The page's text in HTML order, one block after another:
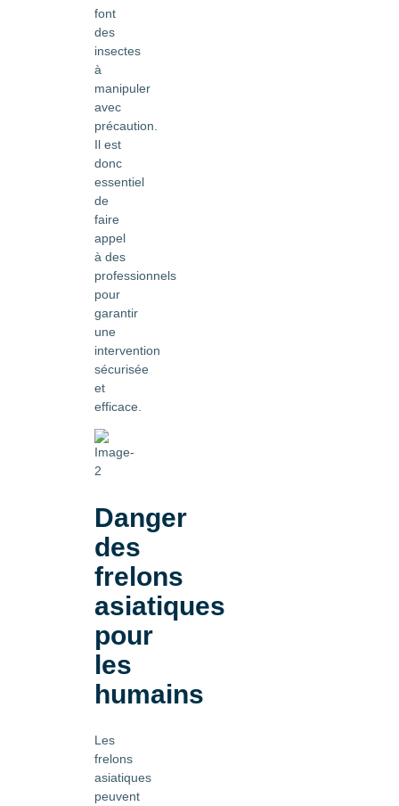
font
des
insectes
à
manipuler
avec
précaution.
Il est
donc
essentiel
de
faire
appel
à des
professionnels
pour
garantir
une
intervention
sécurisée
et
efficace.
Danger
des
frelons
asiatiques
pour
les
humains
Les
frelons
asiatiques
peuvent